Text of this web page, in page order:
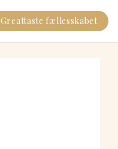
Greattaste fællesskabet